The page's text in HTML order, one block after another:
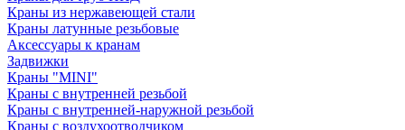
Краны из нержавеющей стали
Краны латунные резьбовые
Аксессуары к кранам
Задвижки
Краны "MINI"
Краны с внутренней резьбой
Краны с внутренней-наружной резьбой
Краны с воздухоотводчиком